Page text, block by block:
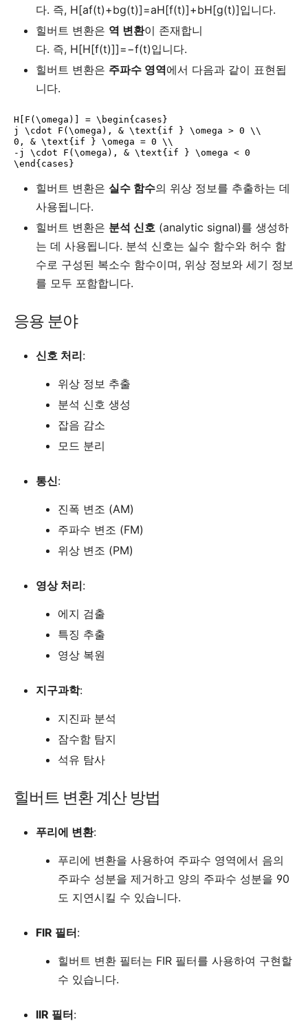
다. 즉, H[af(t)+bg(t)]=aH[f(t)]+bH[g(t)]입니다.
힐버트 변환은 역 변환이 존재합니
다. 즉, H[H[f(t)]]=−f(t)입니다.
힐버트 변환은 주파수 영역에서 다음과 같이 표현됩
니다.
H[F(\omega)] = \begin{cases}
j \cdot F(\omega), & \text{if } \omega > 0 \\
0, & \text{if } \omega = 0 \\
-j \cdot F(\omega), & \text{if } \omega < 0
힐버트 변환은 실수 함수의 위상 정보를 추출하는 데
사용됩니다.
힐버트 변환은 분석 신호 (analytic signal)를 생성하
는 데 사용됩니다. 분석 신호는 실수 함수와 허수 함
수로 구성된 복소수 함수이며, 위상 정보와 세기 정보
를 모두 포함합니다.
응용 분야
신호 처리:
위상 정보 추출
분석 신호 생성
잡음 감소
모드 분리
통신:
진폭 변조 (AM)
주파수 변조 (FM)
위상 변조 (PM)
영상 처리:
에지 검출
특징 추출
영상 복원
지구과학:
지진파 분석
잠수함 탐지
석유 탐사
힐버트 변환 계산 방법
푸리에 변환:
푸리에 변환을 사용하여 주파수 영역에서 음의
주파수 성분을 제거하고 양의 주파수 성분을 90
도 지연시킬 수 있습니다.
FIR 필터:
힐버트 변환 필터는 FIR 필터를 사용하여 구현할
수 있습니다.
IIR 필터: